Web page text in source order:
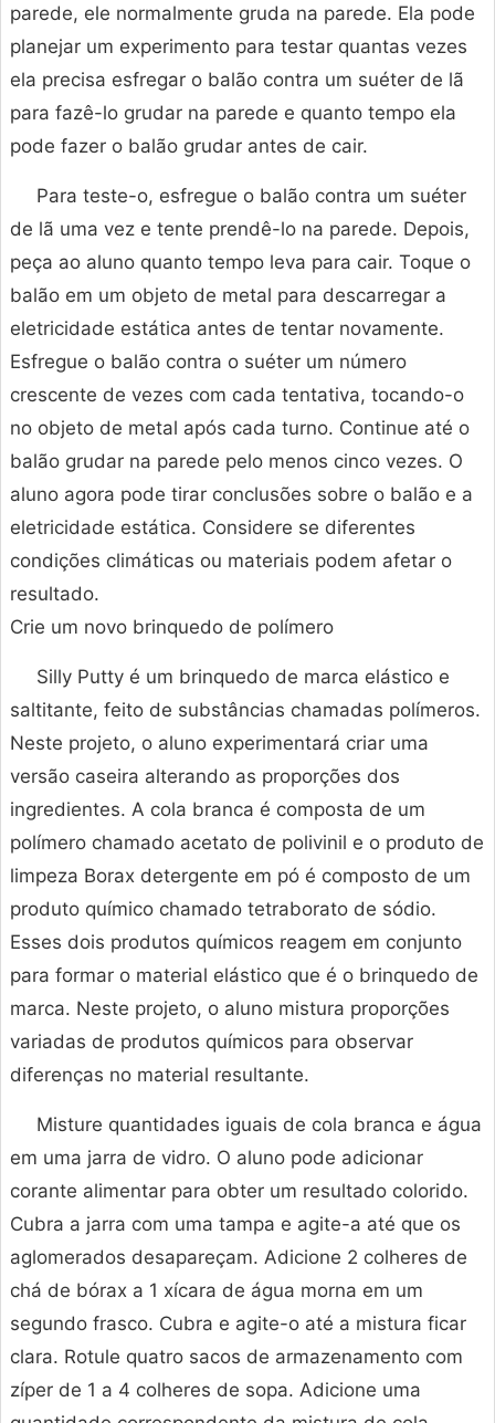
parede, ele normalmente gruda na parede. Ela pode
planejar um experimento para testar quantas vezes
ela precisa esfregar o balão contra um suéter de lã
para fazê-lo grudar na parede e quanto tempo ela
pode fazer o balão grudar antes de cair.
Para teste-o, esfregue o balão contra um suéter
de lã uma vez e tente prendê-lo na parede. Depois,
peça ao aluno quanto tempo leva para cair. Toque o
balão em um objeto de metal para descarregar a
eletricidade estática antes de tentar novamente.
Esfregue o balão contra o suéter um número
crescente de vezes com cada tentativa, tocando-o
no objeto de metal após cada turno. Continue até o
balão grudar na parede pelo menos cinco vezes. O
aluno agora pode tirar conclusões sobre o balão e a
eletricidade estática. Considere se diferentes
condições climáticas ou materiais podem afetar o
resultado.
Crie um novo brinquedo de polímero
Silly Putty é um brinquedo de marca elástico e
saltitante, feito de substâncias chamadas polímeros.
Neste projeto, o aluno experimentará criar uma
versão caseira alterando as proporções dos
ingredientes. A cola branca é composta de um
polímero chamado acetato de polivinil e o produto de
limpeza Borax detergente em pó é composto de um
produto químico chamado tetraborato de sódio.
Esses dois produtos químicos reagem em conjunto
para formar o material elástico que é o brinquedo de
marca. Neste projeto, o aluno mistura proporções
variadas de produtos químicos para observar
diferenças no material resultante.
Misture quantidades iguais de cola branca e água
em uma jarra de vidro. O aluno pode adicionar
corante alimentar para obter um resultado colorido.
Cubra a jarra com uma tampa e agite-a até que os
aglomerados desapareçam. Adicione 2 colheres de
chá de bórax a 1 xícara de água morna em um
segundo frasco. Cubra e agite-o até a mistura ficar
clara. Rotule quatro sacos de armazenamento com
zíper de 1 a 4 colheres de sopa. Adicione uma